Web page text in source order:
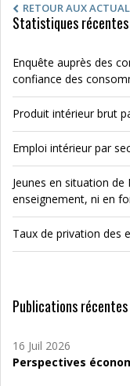
RETOUR AUX
Statistiques récentes
Enquête auprès des
confiance des
Produit intérieur brut
Emploi intérieur par
Jeunes en situation de
enseignement, ni en
Taux de privation des
Publications récentes
16 Juil 2026
Perspectives